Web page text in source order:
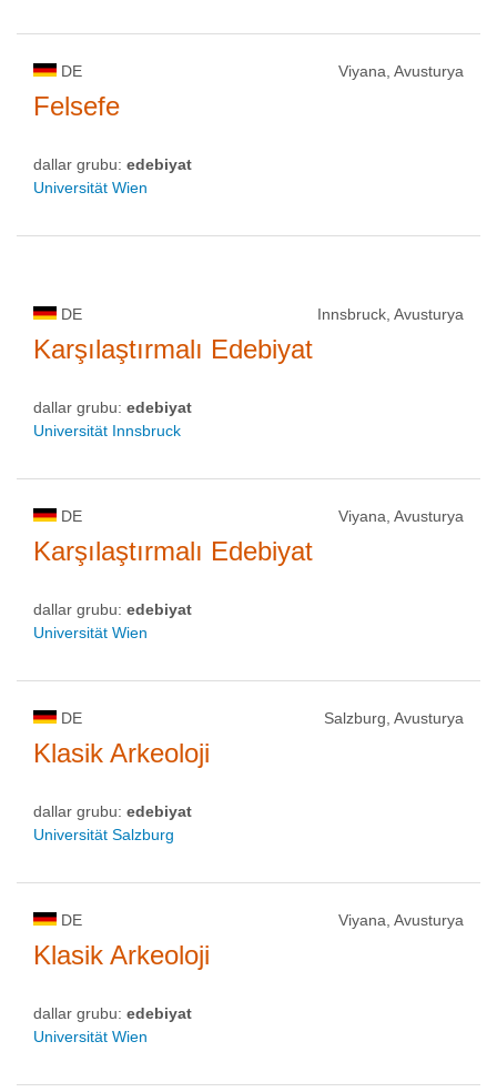
DE Viyana, Avusturya
Felsefe
dallar grubu: edebiyat
Universität Wien
DE Innsbruck, Avusturya
Karşılaştırmalı Edebiyat
dallar grubu: edebiyat
Universität Innsbruck
DE Viyana, Avusturya
Karşılaştırmalı Edebiyat
dallar grubu: edebiyat
Universität Wien
DE Salzburg, Avusturya
Klasik Arkeoloji
dallar grubu: edebiyat
Universität Salzburg
DE Viyana, Avusturya
Klasik Arkeoloji
dallar grubu: edebiyat
Universität Wien